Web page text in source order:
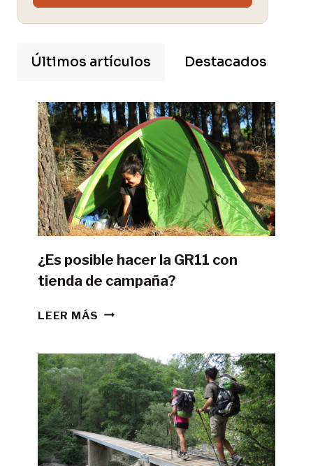
Últimos artículos Destacados
¿Es posible hacer la GR11 con
tienda de campaña?
LEER MÁS ¿ES
LA
GR11
CON
TIENDA
DE
CAMPAÑA?